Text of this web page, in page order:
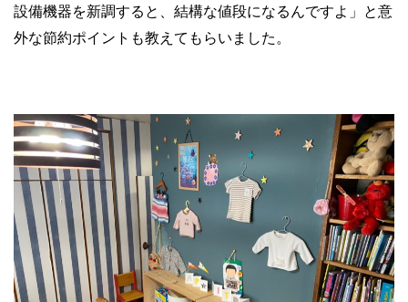
設備機器を新調すると、結構な値段になるんですよ」と意
外な節約ポイントも教えてもらいました。